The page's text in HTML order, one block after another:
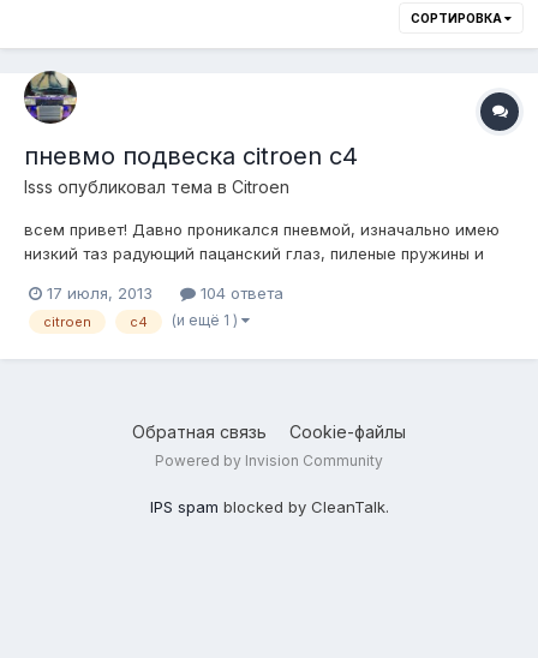
СОРТИРОВКА
пневмо подвеска citroen c4
lsss опубликовал тема в Citroen
всем привет! Давно проникался пневмой, изначально имею
низкий таз радующий пацанский глаз, пиленые пружины и
пневмо на него безумие, по этому недолго думаю решился
накачать свой недавно заиметый жоповоз :) Курю форумы,
17 июля, 2013 104 ответа
citroen c4 (и ещё 1 )
Обратная связь Cookie-файлы
Powered by Invision Community
IPS spam blocked by CleanTalk.